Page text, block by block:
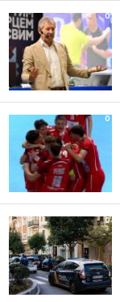
0
0
0